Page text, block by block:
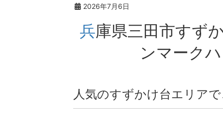
2026年7月6日
兵庫県三田市すずかけ台1丁目「おしゃれなデ
ンマーク
人気のすずかけ台エリア